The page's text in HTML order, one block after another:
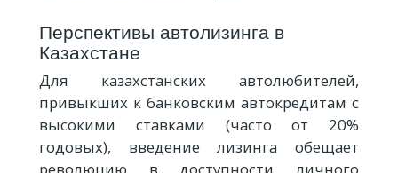
Перспективы автолизинга в
Казахстане
Для казахстанских автолюбителей,
привыкших к банковским автокредитам с
высокими ставками (часто от 20%
годовых), введение лизинга обещает